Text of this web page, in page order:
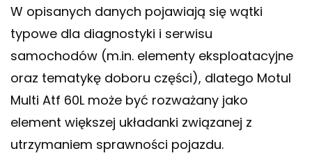
W opisanych danych pojawiają się wątki
typowe dla diagnostyki i serwisu
samochodów (m.in. elementy eksploatacyjne
oraz tematykę doboru części), dlatego Motul
Multi Atf 60L może być rozważany jako
element większej układanki związanej z
utrzymaniem sprawności pojazdu.